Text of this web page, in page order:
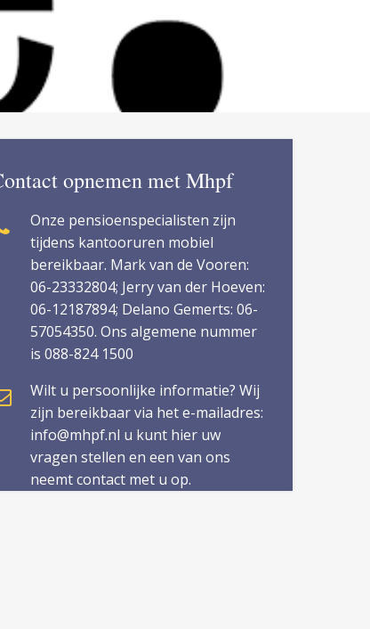
opnemen met Mhpf
Onze pensioenspecialisten zijn
tijdens kantooruren mobiel
bereikbaar. Mark van de Vooren:
06-23332804; Jerry van der Hoeven:
06-12187894; Delano Gemerts: 06-
57054350. Ons algemene nummer
is 088-824 1500
Wilt u persoonlijke informatie? Wij
zijn bereikbaar via het e-mailadres:
info@mhpf.nl u kunt hier uw
vragen stellen en een van ons
neemt contact met u op.